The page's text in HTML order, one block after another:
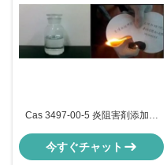
Cas 3497-00-5 炎阻害剤添加物
ォニック・ディクロライド 中間物
今すぐチャット